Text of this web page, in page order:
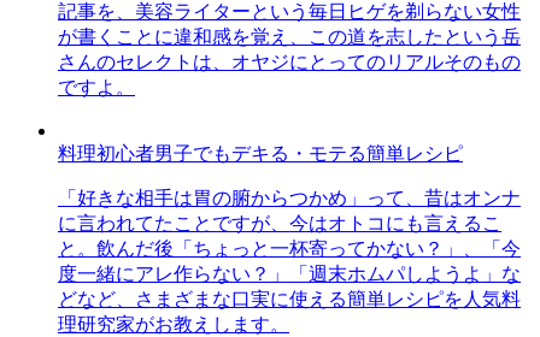
記事を、美容ライターという毎日ヒゲを剃らない女性
が書くことに違和感を覚え、この道を志したという岳
さんのセレクトは、オヤジにとってのリアルそのもの
ですよ。
料理初心者男子でもデキる・モテる簡単レシピ
「好きな相手は胃の腑からつかめ」って、昔はオンナ
に言われてたことですが、今はオトコにも言えるこ
と。飲んだ後「ちょっと一杯寄ってかない？」、「今
度一緒にアレ作らない？」「週末ホムパしようよ」な
どなど、さまざまな口実に使える簡単レシピを人気料
理研究家がお教えします。